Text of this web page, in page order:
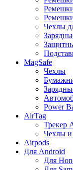
Чехлы
MagSafe
Чехлы
Power
AirTag
Трекер
Чехлы и
Airpods
Для Android
Для